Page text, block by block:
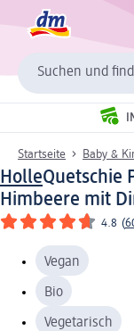
Suchen und
Startseite Baby &
HolleQuetschie
Himbeere mit
4.8 (
Vegan
Bio
Vegetarisch